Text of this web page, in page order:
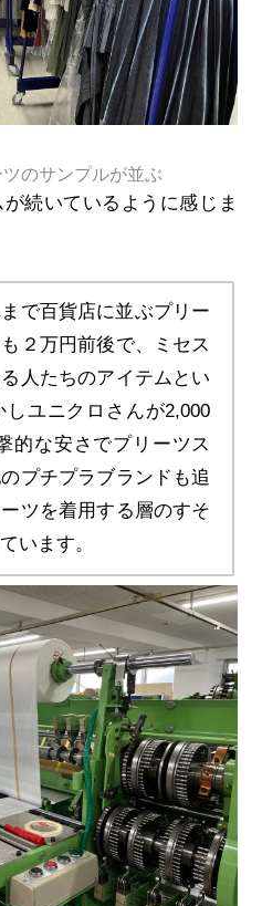
のサンプルが並ぶ
続いているように感じま
で百貨店に並ぶプリー
２万円前後で、ミセス
人たちのアイテムとい
しユニクロさんが2,000
的な安さでプリーツス
プチプラブランドも追
ツを着用する層のすそ
います。